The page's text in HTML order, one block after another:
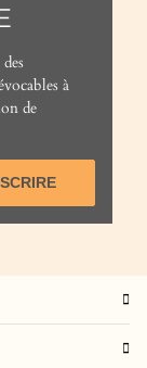
à
de